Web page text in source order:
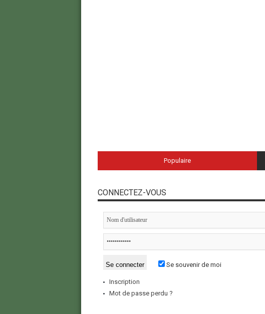
Populaire
CONNECTEZ-VOUS
Se souvenir de moi
Inscription
Mot de passe perdu ?